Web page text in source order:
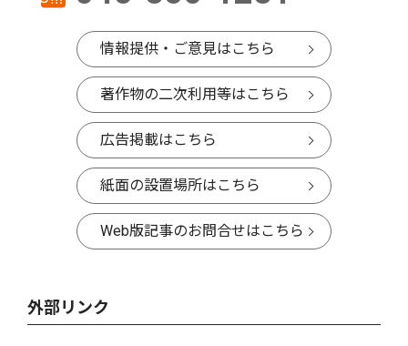
情報提供・ご意見はこちら
著作物の二次利用等はこちら
広告掲載はこちら
紙面の設置場所はこちら
Web版記事のお問合せはこちら
外部リンク